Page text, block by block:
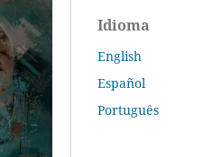
Idioma
English
Español
Português